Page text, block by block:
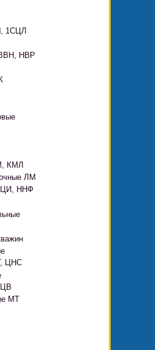
1СЦЛ
НВР
КМЛ
ЛМ
ННФ
ЦНС
МТ